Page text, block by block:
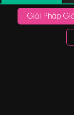
Giải Pháp